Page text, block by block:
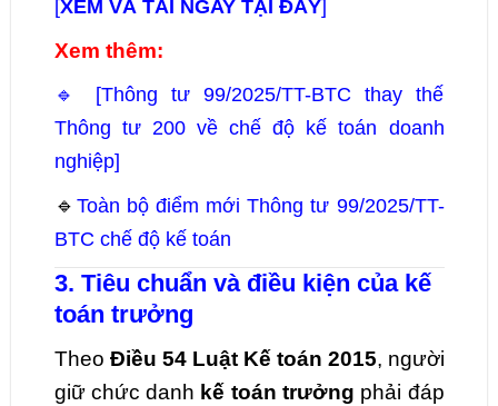
[XEM VÀ TẢI NGAY TẠI ĐÂY]
Xem thêm:
🔹 [Thông tư 99/2025/TT-BTC thay thế
Thông tư 200 về chế độ kế toán doanh
nghiệp]
🔹 Toàn bộ điểm mới Thông tư 99/2025/TT-
BTC chế độ kế toán
3. Tiêu chuẩn và điều kiện của kế
toán trưởng
Theo Điều 54 Luật Kế toán 2015, người
giữ chức danh kế toán trưởng phải đáp